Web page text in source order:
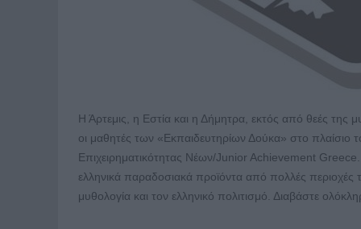
Η Άρτεμις, η Εστία και η Δήμητρα, εκτός από θεές της
οι μαθητές των «Εκπαιδευτηρίων Δούκα» στο πλαίσιο
Επιχειρηματικότητας Νέων/Junior Achievement
ελληνικά παραδοσιακά προϊόντα από πολλές περιοχές
μυθολογία και τον ελληνικό πολιτισμό. Διαβάστε